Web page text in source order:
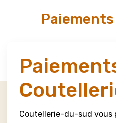
Coutellerie-du-sud vous